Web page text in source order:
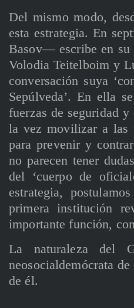
Del mismo modo,
esta estrategia. En
Basov— escribe en su
Volodia Teitelboim y
conversación suya
Sepúlveda’. En ella
fuerzas de seguridad
la vez movilizar a las
para prevenir y
no parecen tener
del ‘cuerpo de
estrategia,
primera institución
importante función,
La naturaleza del
neosocialdemócrata
de él.